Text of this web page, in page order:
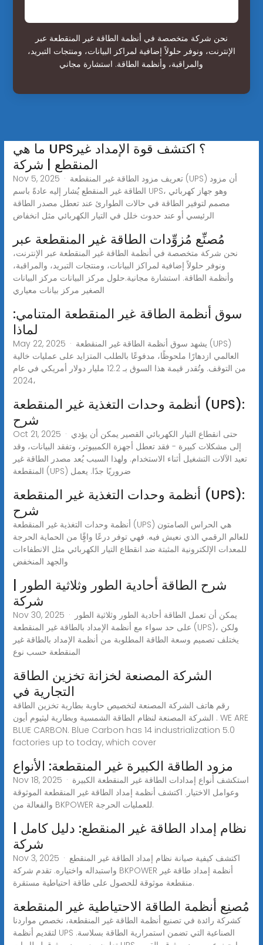
نحن شركة متخصصة في أنظمة الطاقة غير المنقطعة عبر
الإنترنت، ونوفر حلولاً إضافية لمراكز البيانات، ومنتجات التبريد،
والمراقبة، وأنظمة الطاقة. استشارة مجاني
ما هي UPS؟ اكتشف قوة الإمداد غير
المنقطع | شركة
Nov 5, 2025 · تعريف مزود الطاقة غير المنقطعة (UPS) أن مزود
الطاقة غير المنقطع يُشار إليه عادةً باسم UPS، وهو جهاز كهربائي
مصمم لتوفير الطاقة في حالات الطوارئ عند تعطل مصدر الطاقة
الرئيسي أو عند حدوث خلل في التيار الكهربائي مثل انخفاض
مُصنِّع مُزوِّدات الطاقة غير المنقطعة عبر
نحن شركة متخصصة في أنظمة الطاقة غير المنقطعة عبر الإنترنت،
ونوفر حلولاً إضافية لمراكز البيانات، ومنتجات التبريد، والمراقبة،
وأنظمة الطاقة. استشارة مجانية.حلول مركز البيانات مركز البيانات
الصغير مركز بيانات معياري
سوق أنظمة الطاقة غير المنقطعة المتنامي:
لماذا
May 22, 2025 · يشهد سوق أنظمة الطاقة غير المنقطعة (UPS)
العالمي ازدهارًا ملحوظًا، مدفوعًا بالطلب المتزايد على عمليات خالية
من التوقف. وتُقدر قيمة هذا السوق بـ 12.2 مليار دولار أمريكي في عام
2024،
أنظمة وحدات التغذية غير المنقطعة (UPS):
شرح
Oct 21, 2025 · حتى انقطاع التيار الكهربائي القصير يمكن أن يؤدي
إلى مشكلات كبيرة - فقد تعطل أجهزة الكمبيوتر، وتفقد البيانات، وقد
تعيد الآلات التشغيل أثناء الاستخدام. ولهذا السبب يُعد مصدر الطاقة غير
المنقطعة (UPS) ضروريًا جدًا. يعمل
أنظمة وحدات التغذية غير المنقطعة (UPS):
شرح
أنظمة وحدات التغذية غير المنقطعة (UPS) هي الحراس الصامتون
للعالم الرقمي الذي نعيش فيه. فهي توفر درعًا واقًٍا من الحماية الحرجة
للمعدات الإلكترونية المثبتة ضد انقطاع التيار الكهربائي مثل الانطفاءات
والجهد المنخفض
شرح الطاقة أحادية الطور وثلاثية الطور |
شركة
Nov 30, 2025 · يمكن أن تعمل الطاقة أحادية الطور وثلاثية الطور
على حد سواء مع أنظمة الإمداد بالطاقة غير المنقطعة (UPS)، ولكن
يختلف تصميم وسعة الطاقة المطلوبة من أنظمة الإمداد بالطاقة غير
المنقطعة حسب نوع
الشركة المصنعة لخزانة تخزين الطاقة
التجارية في
رقم هاتف الشركة المصنعة لتخصيص حاوية بطارية تخزين الطاقة
الشركة المصنعة لنظام الطاقة الشمسية وبطارية ليثيوم أيون . WE ARE
BLUE CARBON. Blue Carbon has 14 industrialization 5.0
factories up to today, which cover
مزود الطاقة الكبيرة غير المنقطعة: الأنواع
Nov 18, 2025 · استكشف أنواع إمدادات الطاقة غير المنقطعة الكبيرة
وعوامل الاختيار. اكتشف أنظمة إمداد الطاقة غير المنقطعة الموثوقة
والفعالة من BKPOWER للعمليات الحرجة.
نظام إمداد الطاقة غير المنقطع: دليل كامل |
شركة
Nov 3, 2025 · اكتشف كيفية صيانة نظام إمداد الطاقة غير المنقطع
واستبداله واختياره. تقدم شركة BKPOWER أنظمة إمداد طاقة غير
منقطعة موثوقة للحصول على طاقة احتياطية مستقرة.
مُصنِع أنظمة الطاقة الاحتياطية غير المنقطعة
كشركة رائدة في تصنيع أنظمة الطاقة غير المنقطعة، نخصص مواردنا
لتقديم أنظمة UPS الصناعية التي تضمن استمرارية الطاقة بسلاسة.